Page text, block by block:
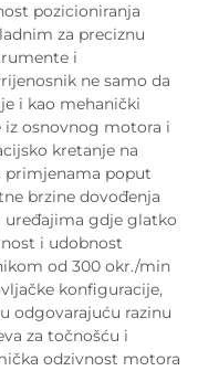
pozicioniranja
za preciznu
i
ne samo da
i kao mehanički
iz osnovnog motora i
kretanje na
primjenama poput
brzine dovođenja
gdje glatko
i udobnost
od 300 okr./min
konfiguracije,
odgovarajuću razinu
za točnošću i
odzivnost motora